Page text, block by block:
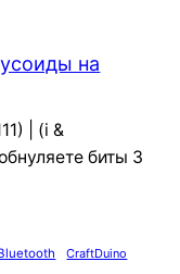
на
| (i &
биты 3
CraftDuino